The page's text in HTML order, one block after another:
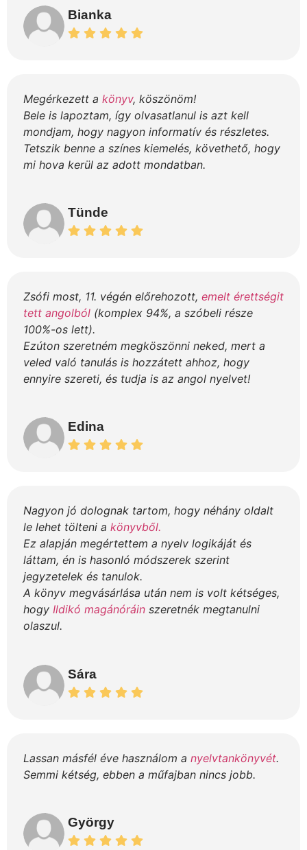
Bianka
Megérkezett a könyv, köszönöm!
Bele is lapoztam, így olvasatlanul is azt kell
mondjam, hogy nagyon informatív és részletes.
Tetszik benne a színes kiemelés, követhető, hogy
mi hova kerül az adott mondatban.
Tünde
Zsófi most, 11. végén előrehozott, emelt érettségit
tett angolból (komplex 94%, a szóbeli része
100%-os lett).
Ezúton szeretném megköszönni neked, mert a
veled való tanulás is hozzátett ahhoz, hogy
ennyire szereti, és tudja is az angol nyelvet!
Edina
Nagyon jó dolognak tartom, hogy néhány oldalt
le lehet tölteni a könyvből.
Ez alapján megértettem a nyelv logikáját és
láttam, én is hasonló módszerek szerint
jegyzetelek és tanulok.
A könyv megvásárlása után nem is volt kétséges,
hogy Ildikó magánóráin szeretnék megtanulni
olaszul.
Sára
Lassan másfél éve használom a nyelvtankönyvét.
Semmi kétség, ebben a műfajban nincs jobb.
György